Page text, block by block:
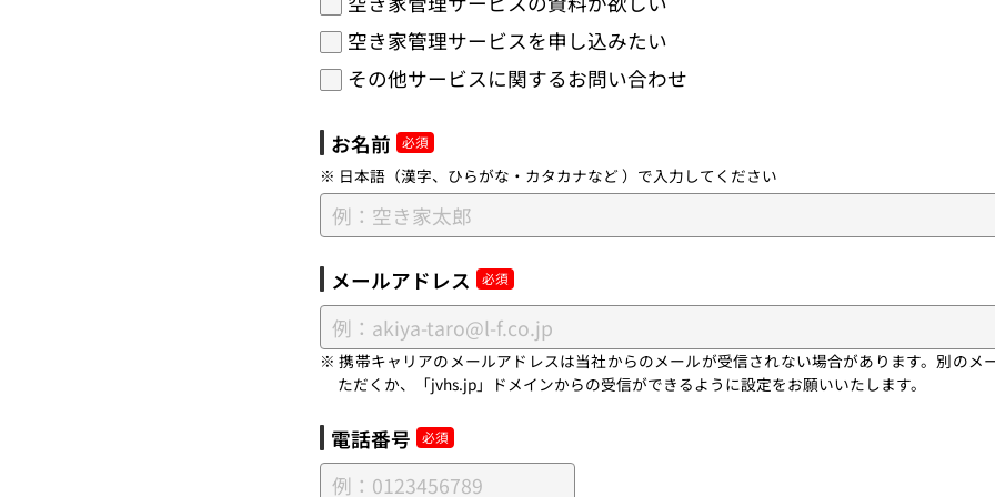
空き家管理サービスを申し込みたい
その他サービスに関するお問い合わせ
お名前
※ 日本語（漢字、ひらがな・カタカナなど ）で入力してください
メールアドレス
※ 携帯キャリアのメールアドレスは当社からのメールが受信されない場合があります。別のメ
ただくか、「jvhs.jp」ドメインからの受信ができるように設定をお願いいたします。
電話番号